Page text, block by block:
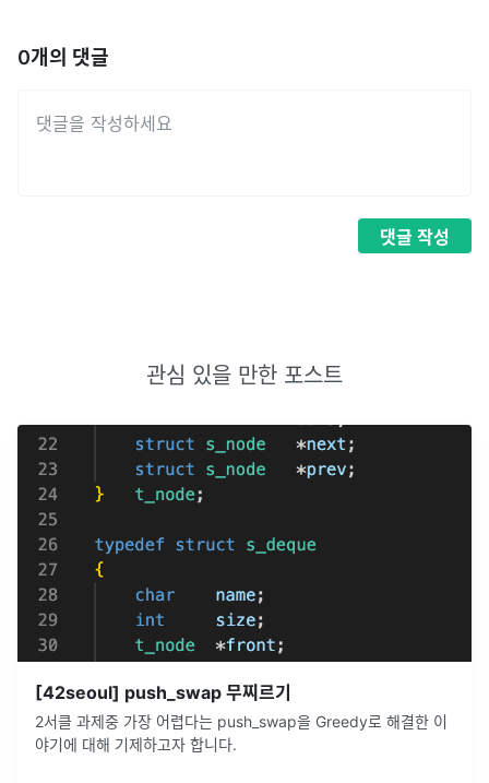
0개의 댓글
댓글 작성
관심 있을 만한 포스트
[42seoul] push_swap 무찌르기
2서클 과제중 가장 어렵다는 push_swap을 Greedy로 해결한 이
야기에 대해 기제하고자 합니다.